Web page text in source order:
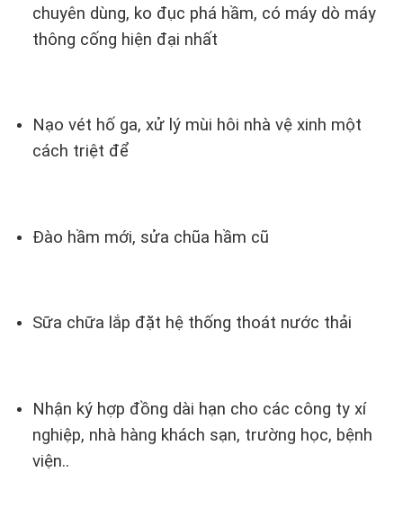
chuyên dùng, ko đục phá hầm, có máy dò máy
thông cống hiện đại nhất
Nạo vét hố ga, xử lý mùi hôi nhà vệ xinh một
cách triệt để
Đào hầm mới, sửa chũa hầm cũ
Sữa chữa lắp đặt hệ thống thoát nước thải
Nhận ký hợp đồng dài hạn cho các công ty xí
nghiệp, nhà hàng khách sạn, trường học, bệnh
viện..